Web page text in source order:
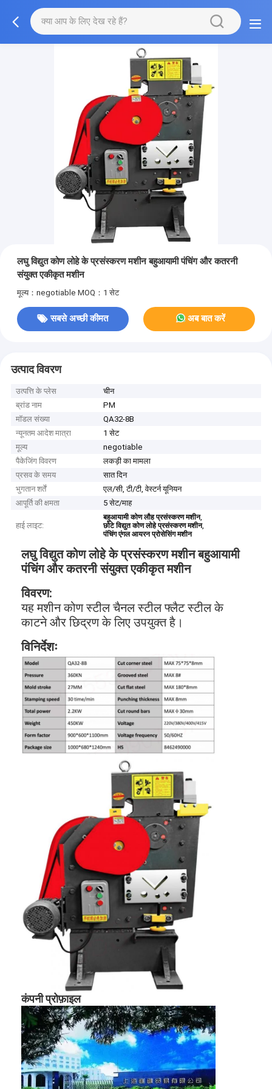
लघु विद्युत कोण लोहे के प्रसंस्करण मशीन बहुआयामी पंचिंग और कतरनी
संयुक्त एकीकृत मशीन
मूल्य：negotiable MOQ：1 सेट
सबसे अच्छी कीमत अब बात करें
उत्पाद विवरण
उत्पत्ति के प्लेस
चीन
ब्रांड नाम
PM
मॉडल संख्या
QA32-8B
न्यूनतम आदेश मात्रा
1 सेट
मूल्य
negotiable
पैकेजिंग विवरण
लकड़ी का मामला
प्रसव के समय
सात दिन
भुगतान शर्तें
एल/सी, टी/टी, वेस्टर्न यूनियन
आपूर्ति की क्षमता
5 सेट/माह
हाई लाइट:
बहुआयामी कोण लौह प्रसंस्करण मशीन,
छोटे विद्युत कोण लोहे प्रसंस्करण मशीन,
पंचिंग एंगल आयरन प्रोसेसिंग मशीन
लघु विद्युत कोण लोहे के प्रसंस्करण मशीन बहुआयामी
पंचिंग और कतरनी संयुक्त एकीकृत मशीन
विवरण:
यह मशीन कोण स्टील चैनल स्टील फ्लैट स्टील के
काटने और छिद्रण के लिए उपयुक्त है।
विनिर्देशः
कंपनी प्रोफ़ाइल